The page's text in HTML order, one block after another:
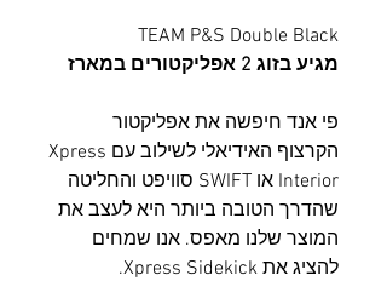
TEAM P&S Double Black
מגיע בזוג 2 אפליקטורים במארז
פי אנד חיפשה את אפליקטור
הקרצוף האידיאלי לשילוב עם Xpress
Interior או SWIFT סוויפט והחליטה
שהדרך הטובה ביותר היא לעצב את
המוצר שלנו מאפס. אנו שמחים
להציג את Xpress Sidekick.